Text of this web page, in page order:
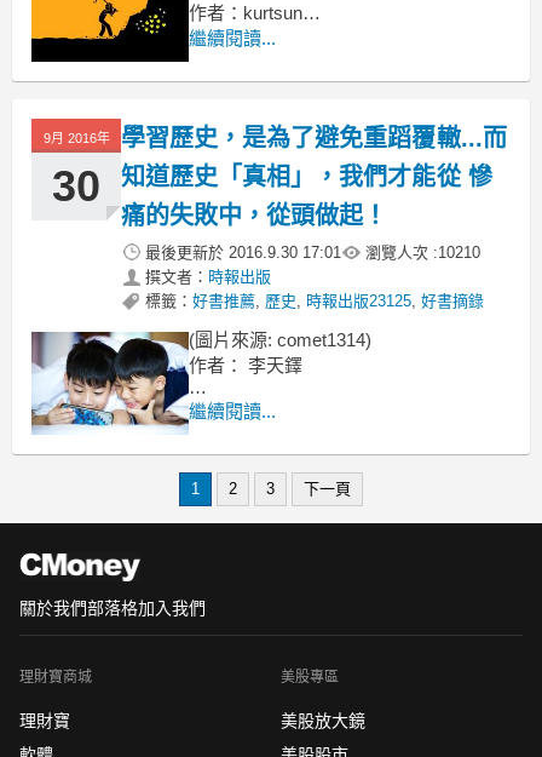
作者：kurtsun
台灣老師過太爽？
繼續閱讀...
9月 2016年
30
學習歷史，是為了避免重蹈覆轍...而
知道歷史「真相」，我們才能從 慘
痛的失敗中，從頭做起！
最後更新於 2016.9.30 17:01 瀏覽人次 :10210
撰文者： 時報出版
標籤： 好書推薦, 歷史, 時報出版23125, 好書摘錄
(圖片來源: comet1314)
作者： 李天鐸
為什麼「白團」歷史不能公開？
參與其事的前輩軍官、將領，
繼續閱讀...
1 2 3 下一頁
關於我們部落格加入我們
理財寶商城
理財寶
美股專區
美股放大鏡